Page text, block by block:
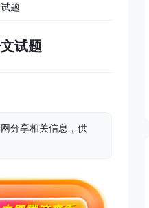
题
试题
分享相关信息，供